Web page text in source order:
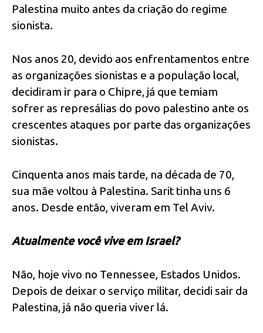
Palestina muito antes da criação do regime
sionista.
Nos anos 20, devido aos enfrentamentos entre
as organizações sionistas e a população local,
decidiram ir para o Chipre, já que temiam
sofrer as represálias do povo palestino ante os
crescentes ataques por parte das organizações
sionistas.
Cinquenta anos mais tarde, na década de 70,
sua mãe voltou à Palestina. Sarit tinha uns 6
anos. Desde então, viveram em Tel Aviv.
Atualmente você vive em Israel?
Não, hoje vivo no Tennessee, Estados Unidos.
Depois de deixar o serviço militar, decidi sair da
Palestina, já não queria viver lá.